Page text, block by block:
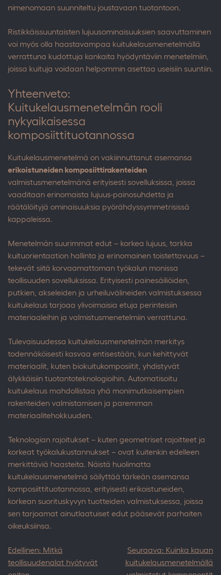
nimenomaan suunniteltu joustavaan tuotantoon.
Ristikkäissuuntaisten lujuusominaisuuksien saavuttaminen
voi myös olla haastavampaa kuitukelausmenetelmällä
verrattuna kudottuja kankaita hyödyntäviin menetelmiin,
joissa kuituja voidaan helpommin asettaa useisiin suuntiin.
Yhteenveto:
Kuitukelausmenetelmän rooli
nykyaikaisessa
komposiittituotannossa
Kuitukelausmenetelmä on vakiinnuttanut asemansa
erikoistuneiden komposiittirakenteiden
valmistusmenetelmänä erityisesti sovelluksissa, joissa
vaaditaan erinomaista lujuus-painosuhdetta ja
räätälöityjä ominaisuuksia pyörähdyssymmetrisissä
kappaleissa.
Menetelmän suurimmat edut – korkea lujuus, tarkka
kuituorientaation hallinta ja erinomainen toistettavuus –
tekevät siitä korvaamattoman työkalun monissa
teollisuuden sovelluksissa. Erityisesti painesäiliöiden,
putkien, akseleiden ja urheiluvälineiden valmistuksessa
kuitukelaus tarjoaa ylivoimaisia etuja perinteisiin
materiaaleihin ja valmistusmenetelmiin verrattuna.
Tulevaisuudessa kuitukelausmenetelmän merkitys
todennäköisesti kasvaa entisestään, kun kehittyvät
materiaalit, kuten biokuitukomposiitit, yhdistyvät
älykkäisiin tuotantoteknologioihin. Automatisoitu
kuitukelaus mahdollistaa yhä monimutkaisempien
rakenteiden valmistamisen ja paremman
materiaalitehokkuuden.
Teknologian rajoitukset – kuten geometriset rajoitteet ja
korkeat työkalukustannukset – ovat kuitenkin edelleen
merkittäviä haasteita. Näistä huolimatta
kuitukelausmenetelmä säilyttää tärkeän asemansa
komposiittituotannossa, erityisesti erikoistuneiden,
korkean suorituskyvyn tuotteiden valmistuksessa, joissa
sen tarjoamat ainutlaatuiset edut pääsevät parhaiten
oikeuksiinsa.
Post
navigation
Edellinen: Mitkä
teollisuudenalat hyötyvät
Seuraava: Kuinka kauan
kuitukelausmenetelmällä